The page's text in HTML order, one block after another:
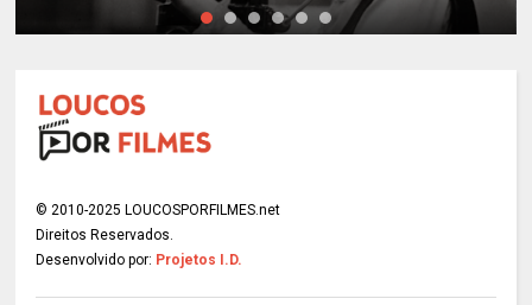
© 2010-2025 LOUCOSPORFILMES.net
Direitos Reservados.
Desenvolvido por: Projetos I.D.